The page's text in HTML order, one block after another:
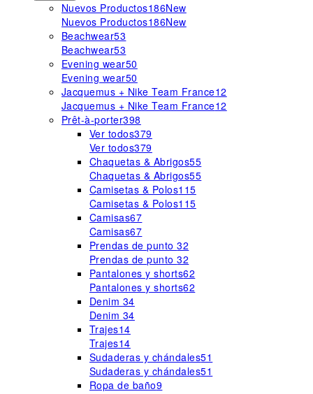
Nuevos Productos186New
Nuevos Productos186New
Beachwear53
Beachwear53
Evening wear50
Evening wear50
Jacquemus + Nike Team France12
Jacquemus + Nike Team France12
Prêt-à-porter398
Ver todos379
Ver todos379
Chaquetas & Abrigos55
Chaquetas & Abrigos55
Camisetas & Polos115
Camisetas & Polos115
Camisas67
Camisas67
Prendas de punto32
Prendas de punto32
Pantalones y shorts62
Pantalones y shorts62
Denim 34
Denim 34
Trajes14
Trajes14
Sudaderas y chándales51
Sudaderas y chándales51
Ropa de baño9